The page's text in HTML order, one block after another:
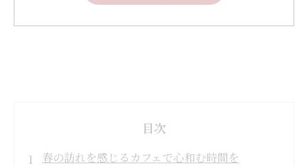
目次
春の訪れを感じるカフェで心和む時間を